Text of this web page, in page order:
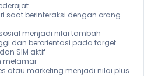
saat berinteraksi dengan orang
menjadi nilai tambah
dan berorientasi pada target
SIM aktif
melamar
atau marketing menjadi nilai plus